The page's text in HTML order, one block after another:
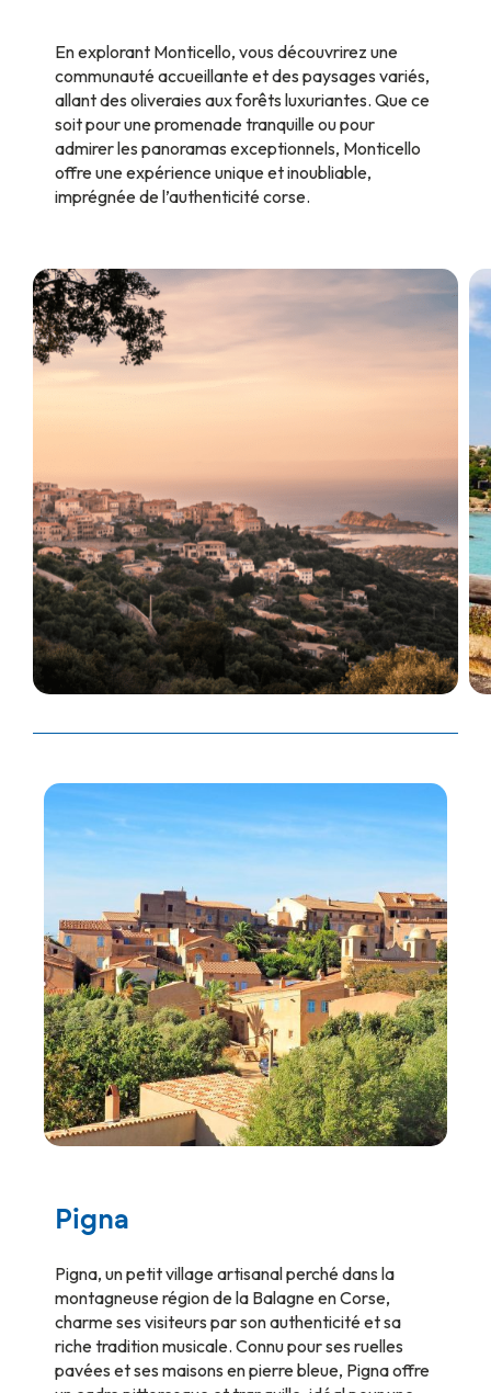
En explorant Monticello, vous découvrirez une
communauté accueillante et des paysages variés,
allant des oliveraies aux forêts luxuriantes. Que ce
soit pour une promenade tranquille ou pour
admirer les panoramas exceptionnels, Monticello
offre une expérience unique et inoubliable,
imprégnée de l’authenticité corse.
Pigna
Pigna, un petit village artisanal perché dans la
montagneuse région de la Balagne en Corse,
charme ses visiteurs par son authenticité et sa
riche tradition musicale. Connu pour ses ruelles
pavées et ses maisons en pierre bleue, Pigna offre